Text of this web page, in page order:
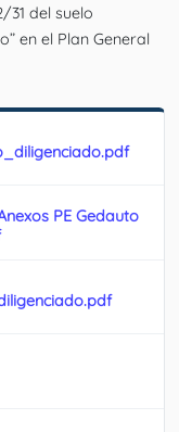
31 del suelo
en el Plan General
PE Gedauto